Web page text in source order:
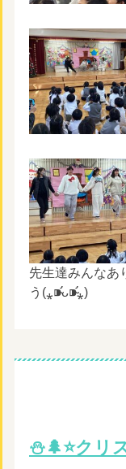
先生達みんなあ
う(⁎⁍̴̛ᴗ⁍̴̛⁎)
⛄️🌲⭐️クリ